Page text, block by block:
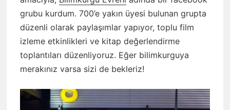
grubu kurdum. 700’e yakın üyesi bulunan grupta
düzenli olarak paylaşımlar yapıyor, toplu film
izleme etkinlikleri ve kitap değerlendirme
toplantıları düzenliyoruz. Eğer bilimkurguya
merakınız varsa sizi de bekleriz!